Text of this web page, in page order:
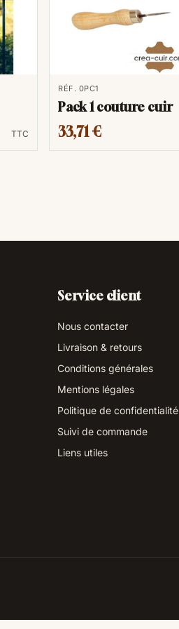
TTC
RÉF. 0PC1
Pack 1 couture cuir
33,71 €
Service client
Nous contacter
Livraison & retours
Conditions générales
Mentions légales
Politique de confidentialité
Suivi de commande
Liens utiles